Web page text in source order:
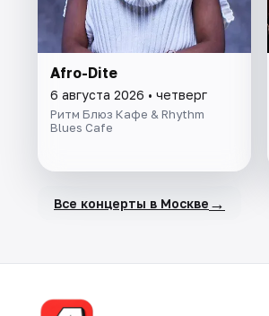
Afro-Dite
6 августа 2026 • четверг
Ритм Блюз Кафе & Rhythm
Blues Cafe
Все концерты в Москве →